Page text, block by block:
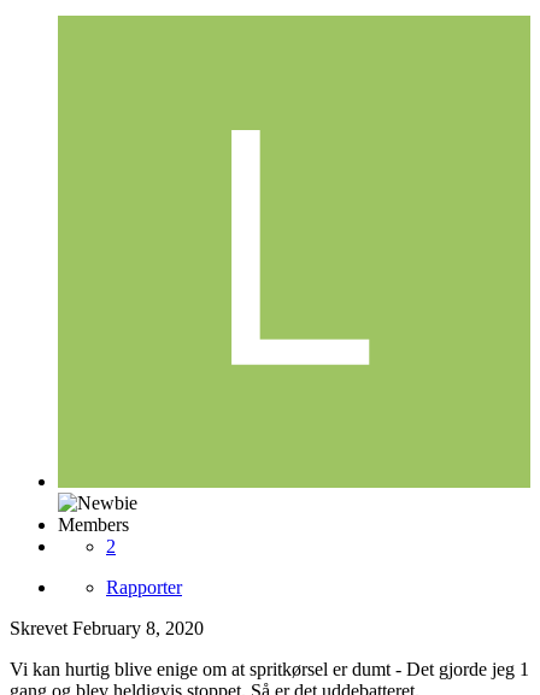
Members
2
Rapporter
Skrevet February 8, 2020
Vi kan hurtig blive enige om at spritkørsel er dumt - Det gjorde jeg 1
gang og blev heldigvis stoppet. Så er det uddebatteret.